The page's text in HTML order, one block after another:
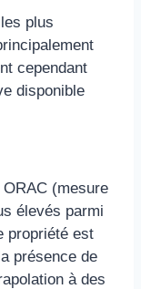
plus
cependant
disponible
(mesure
élevés parmi
propriété est
présence de
à des